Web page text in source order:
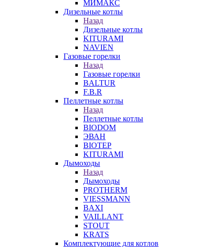
МИМАКС
Дизельные котлы
Назад
Дизельные котлы
KITURAMI
NAVIEN
Газовые горелки
Назад
Газовые горелки
BALTUR
F.B.R
Пеллетные котлы
Назад
Пеллетные котлы
BIODOM
ЭВАН
BIOTEP
KITURAMI
Дымоходы
Назад
Дымоходы
PROTHERM
VIESSMANN
BAXI
VAILLANT
STOUT
KRATS
Комплектующие для котлов